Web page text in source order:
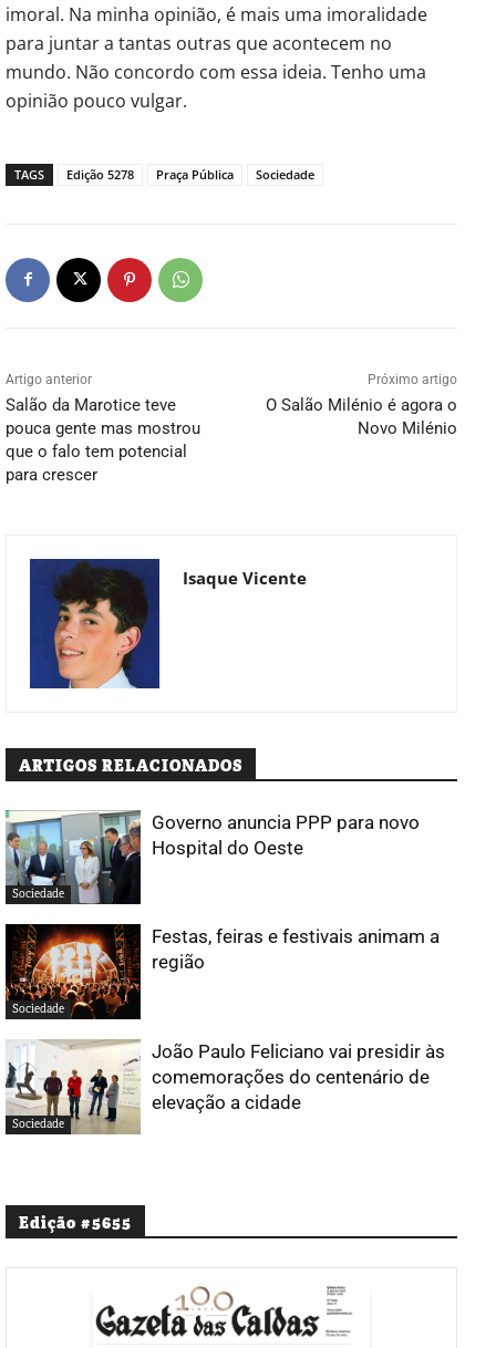
imoral. Na minha opinião, é mais uma imoralidade
para juntar a tantas outras que acontecem no
mundo. Não concordo com essa ideia. Tenho uma
opinião pouco vulgar.
TAGS Edição 5278 Praça Pública Sociedade
Artigo anterior
Salão da Marotice teve
pouca gente mas mostrou
que o falo tem potencial
para crescer
Próximo artigo
O Salão Milénio é agora o
Novo Milénio
Isaque Vicente
ARTIGOS RELACIONADOS
Sociedade
Governo anuncia PPP para novo
Hospital do Oeste
Sociedade
Festas, feiras e festivais animam a
região
Sociedade
João Paulo Feliciano vai presidir às
comemorações do centenário de
elevação a cidade
Edição #5655